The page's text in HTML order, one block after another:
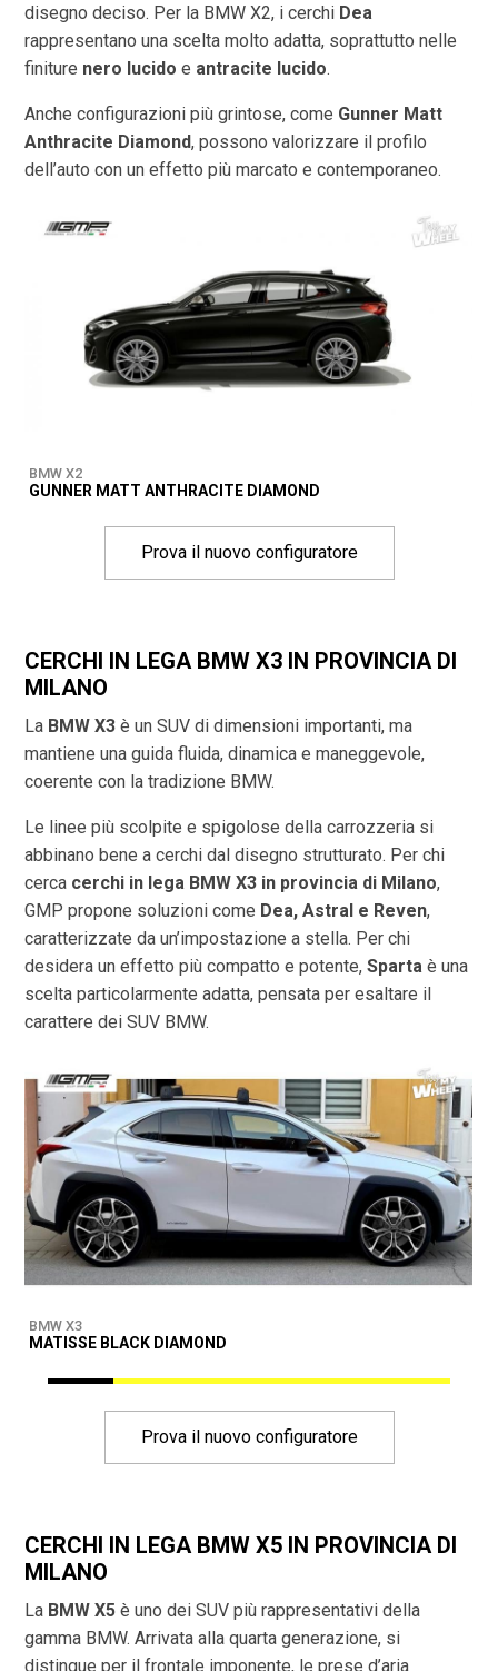
disegno deciso. Per la BMW X2, i cerchi Dea
rappresentano una scelta molto adatta, soprattutto nelle
finiture nero lucido e antracite lucido.
Anche configurazioni più grintose, come Gunner Matt
Anthracite Diamond, possono valorizzare il profilo
dell’auto con un effetto più marcato e contemporaneo.
BMW X2
GUNNER MATT ANTHRACITE DIAMOND
Prova il nuovo configuratore
CERCHI IN LEGA BMW X3 IN PROVINCIA DI
MILANO
La BMW X3 è un SUV di dimensioni importanti, ma
mantiene una guida fluida, dinamica e maneggevole,
coerente con la tradizione BMW.
Le linee più scolpite e spigolose della carrozzeria si
abbinano bene a cerchi dal disegno strutturato. Per chi
cerca cerchi in lega BMW X3 in provincia di Milano,
GMP propone soluzioni come Dea, Astral e Reven,
caratterizzate da un’impostazione a stella. Per chi
desidera un effetto più compatto e potente,Sparta è una
scelta particolarmente adatta, pensata per esaltare il
carattere dei SUV BMW.
BMW X3
MATISSE BLACK DIAMOND
Prova il nuovo configuratore
CERCHI IN LEGA BMW X5 IN PROVINCIA DI
MILANO
La BMW X5 è uno dei SUV più rappresentativi della
gamma BMW. Arrivata alla quarta generazione, si
distingue per il frontale imponente, le prese d’aria